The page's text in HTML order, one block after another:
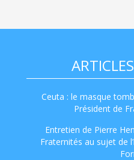
Ceuta : le masque
Président de
Entretien de Pierre
Fraternités au sujet de